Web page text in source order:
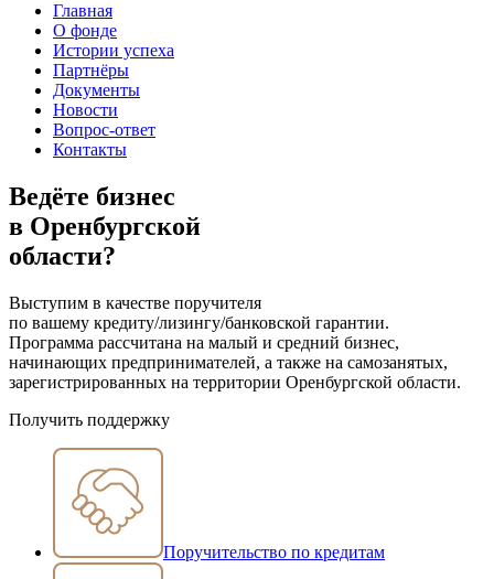
Главная
О фонде
Истории успеха
Партнёры
Документы
Новости
Вопрос-ответ
Контакты
Ведёте бизнес
в Оренбургской
области?
Выступим в качестве поручителя
по вашему кредиту/лизингу/банковской гарантии.
Программа рассчитана на малый и средний бизнес,
начинающих предпринимателей, а также на самозанятых,
зарегистрированных на территории Оренбургской области.
Получить поддержку
Поручительство по кредитам